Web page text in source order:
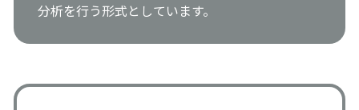
分析を行う形式としています。